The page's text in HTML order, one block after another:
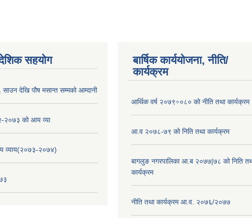
सहयोग
साउन देखि पौष मसान्त सम्मको आम्दानी
को आय व्या
२०७४)
बार्षिक कार्ययोजना, नीति/
कार्यक्रम
आर्थिक वर्ष २०७९÷०८० को नीति तथा कार्यक्रम
आ.व २०७८-७९ को निति तथा कार्यक्रम
बागलुङ नगरपालिका आ.ब २०७७|७८ को निति
कार्यक्रम
नीति तथा कार्यक्रम आ.व. २०७६/२०७७